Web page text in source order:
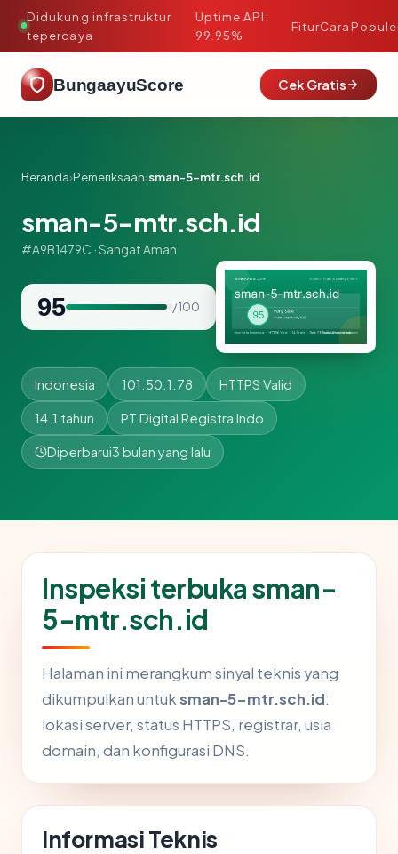
Didukung infrastruktur
tepercaya
·
Uptime API:
99.95%
FiturCara
BungaayuScore Cek Gratis
Beranda›Pemeriksaan›sman-5-mtr.sch.id
sman-5-mtr.sch.id
#A9B1479C · Sangat Aman
95 / 100
Indonesia 101.50.1.78 HTTPS Valid
14.1 tahun PT Digital Registra Indo
Diperbarui3 bulan yang lalu
Inspeksi terbuka sman-
5-mtr.sch.id
Halaman ini merangkum sinyal teknis yang
dikumpulkan untuksman-5-mtr.sch.id:
lokasi server, status HTTPS, registrar, usia
domain, dan konfigurasi DNS.
Informasi Teknis